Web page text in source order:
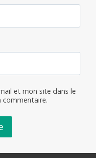
et mon site dans le
commentaire.